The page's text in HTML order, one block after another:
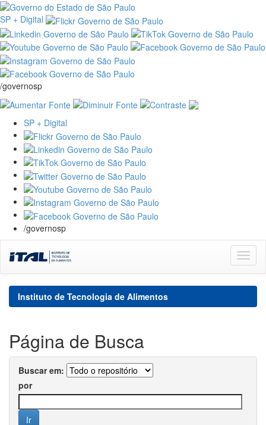
SP + Digital
/governosp
SP + Digital
/governosp
navigation
Instituto de Tecnologia de Alimentos
Página de Busca
Buscar em:
por